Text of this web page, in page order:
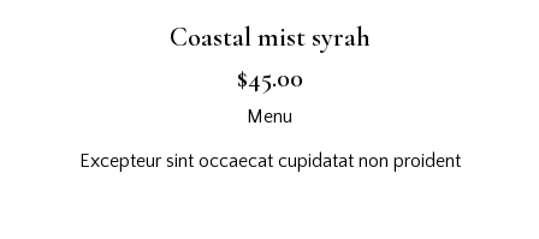
Coastal mist syrah
$45.00
Menu
Excepteur sint occaecat cupidatat non proident